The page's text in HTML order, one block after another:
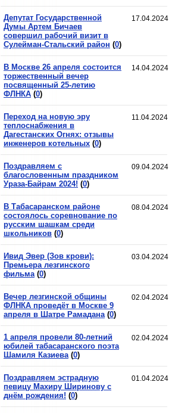
17.04.2024
Депутат Государственной
Думы Артем Бичаев
совершил рабочий визит в
Сулейман-Стальский район (0)
14.04.2024
В Москве 26 апреля состоится
торжественный вечер
посвященный 25-летию
ФЛНКА (0)
11.04.2024
Переход на новую эру
теплоснабжения в
Дагестанских Огнях: отзывы
инженеров котельных (0)
09.04.2024
Поздравляем с
благословенным праздником
Ураза-Байрам 2024! (0)
08.04.2024
В Табасаранском районе
состоялось соревнование по
русским шашкам среди
школьников (0)
03.04.2024
Ивид Эвер (Зов крови):
Премьера лезгинского
фильма (0)
02.04.2024
Вечер лезгинской общины
ФЛНКА проведёт в Москве 9
апреля в Шатре Рамадана (0)
02.04.2024
1 апреля провели 80-летний
юбилей табасаранского поэта
Шамиля Казиева (0)
01.04.2024
Поздравляем эстрадную
певицу Махиру Ширинову с
днём рождения! (0)